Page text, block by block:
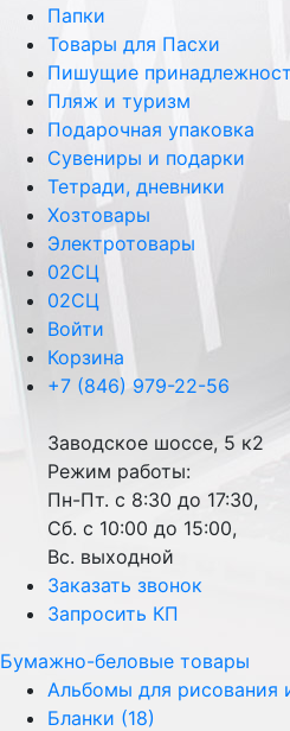
Папки
Товары для Пасхи
Пишущие
Пляж и туризм
Подарочная упаковка
Сувениры и подарки
Тетради, дневники
Хозтовары
Электротовары
02СЦ
02СЦ
Войти
Корзина
+7 (846) 979-22-56
Заводское шоссе, 5 к2
Режим работы:
Пн-Пт. с 8:30 до 17:30,
Сб. с 10:00 до 15:00,
Вс. выходной
Заказать звонок
Запросить КП
Бумажно-беловые товары
Альбомы для рисования
Бланки (18)